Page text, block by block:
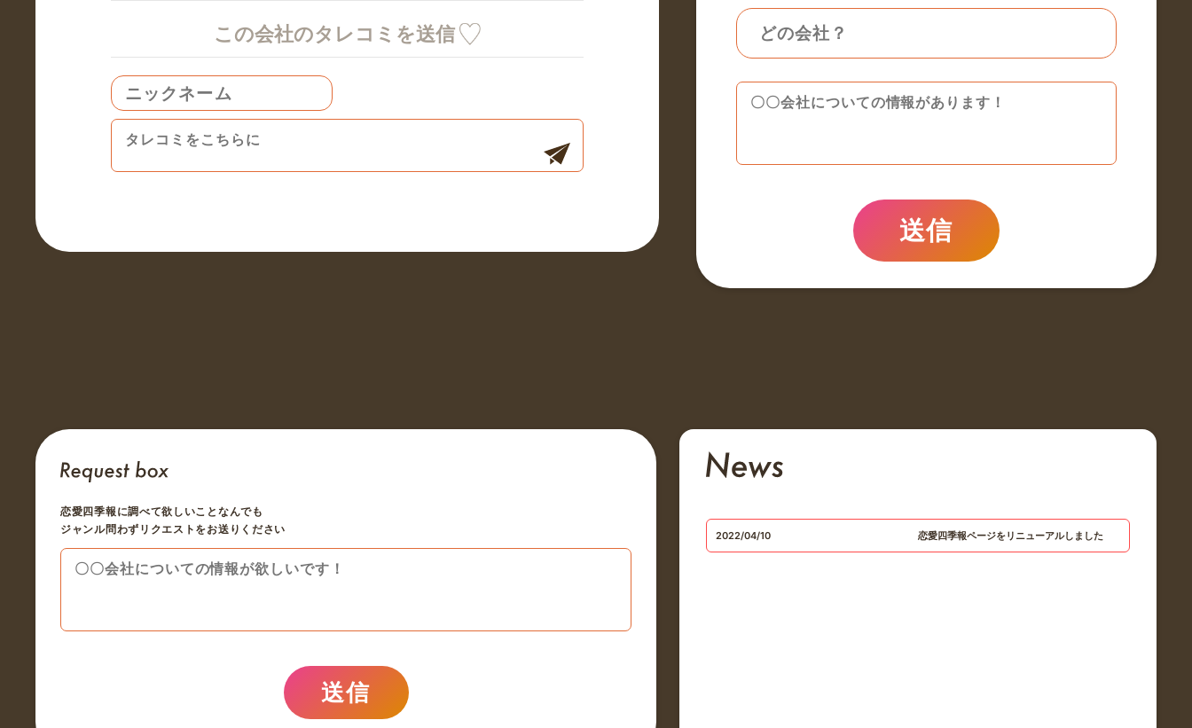
この会社のタレコミを送信
送信
恋愛四季報に調べて欲しいことなんでも
ジャンル問わずリクエストをお送りください
送信
2022/04/10 恋愛四季報ページをリニューアルしました